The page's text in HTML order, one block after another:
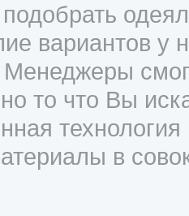
вариантов у
Менеджеры
то что Вы
в